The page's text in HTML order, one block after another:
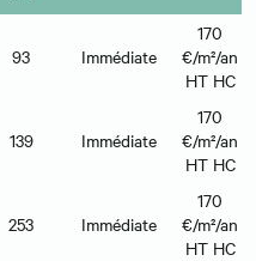
93 Immédiate
170
€/m²/an
HT HC
139 Immédiate
170
€/m²/an
HT HC
253 Immédiate
170
€/m²/an
HT HC